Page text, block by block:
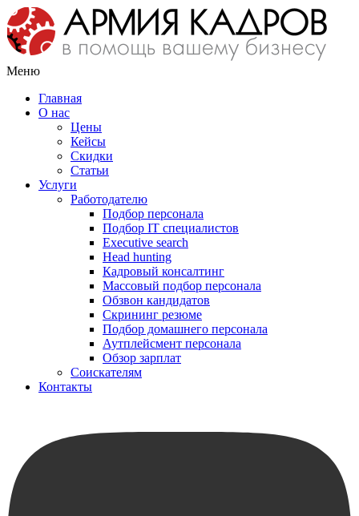
Меню
Главная
О нас
Цены
Кейсы
Скидки
Статьи
Услуги
Работодателю
Подбор персонала
Подбор IT специалистов
Еxecutive search
Head hunting
Кадровый консалтинг
Массовый подбор персонала
Обзвон кандидатов
Скрининг резюме
Подбор домашнего персонала
Аутплейсмент персонала
Обзор зарплат
Соискателям
Контакты